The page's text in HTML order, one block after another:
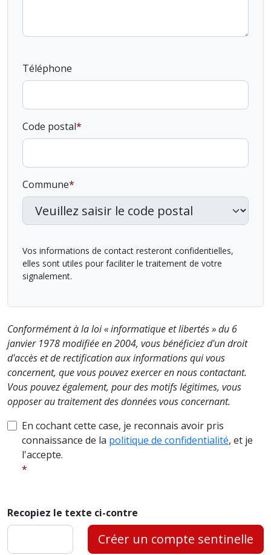
Téléphone
Code postal
Commune
Vos informations de contact resteront confidentielles,
elles sont utiles pour faciliter le traitement de votre
signalement.
Conformément à la loi « informatique et libertés » du 6
janvier 1978 modifiée en 2004, vous bénéficiez d'un droit
d'accès et de rectification aux informations qui vous
concernent, que vous pouvez exercer en nous contactant.
Vous pouvez également, pour des motifs légitimes, vous
opposer au traitement des données vous concernant.
En cochant cette case, je reconnais avoir pris
connaissance de la politique de confidentialité, et je
l'accepte.
Recopiez le texte ci-contre
Créer un compte sentinelle